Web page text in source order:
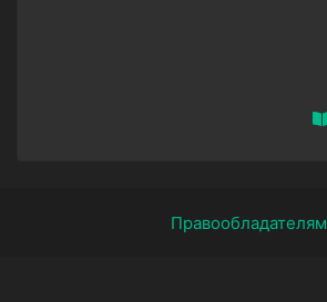
Правообладателям